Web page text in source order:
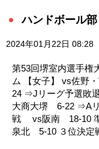
ハンドボール
2024年01月22日 08:28
第53回堺室内選手権
ム 【女子】 vs佐野
24 ⇒Jリーグ予選敗
大商大堺 6-22 ⇒Aリ
戦 vs阪南 18-10
泉北 5-10 ３位決